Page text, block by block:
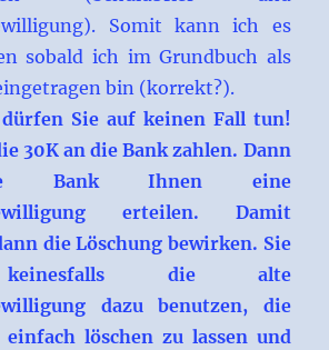
Somit kann ich es
sobald ich im Grundbuch als
bin (korrekt?).
Sie auf keinen Fall tun!
30K an die Bank zahlen. Dann
Bank Ihnen eine
erteilen. Damit
die Löschung bewirken. Sie
die alte
dazu benutzen, die
einfach löschen zu lassen und